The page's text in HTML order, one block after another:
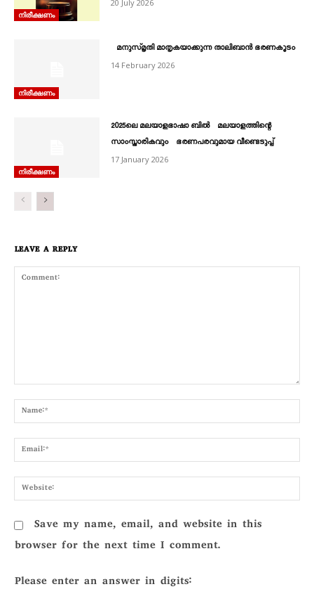
നിരീക്ഷണം
20 July 2026
നിരീക്ഷണം
മനുസ്മൃതി മാതൃകയാക്കുന്ന താലിബാന്‍ ഭരണകൂടം
14 February 2026
നിരീക്ഷണം
2025ലെ മലയാളഭാഷാ ബിൽ മലയാളത്തിന്റെ
സാംസ്കാരികവും ഭരണപരവുമായ വീണ്ടെടുപ്പ്
17 January 2026
LEAVE A REPLY
Save my name, email, and website in this
browser for the next time I comment.
Please enter an answer in digits: